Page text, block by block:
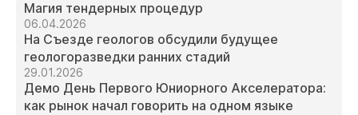
Магия тендерных процедур
06.04.2026
На Съезде геологов обсудили будущее
геологоразведки ранних стадий
29.01.2026
Демо День Первого Юниорного Акселератора:
как рынок начал говорить на одном языке